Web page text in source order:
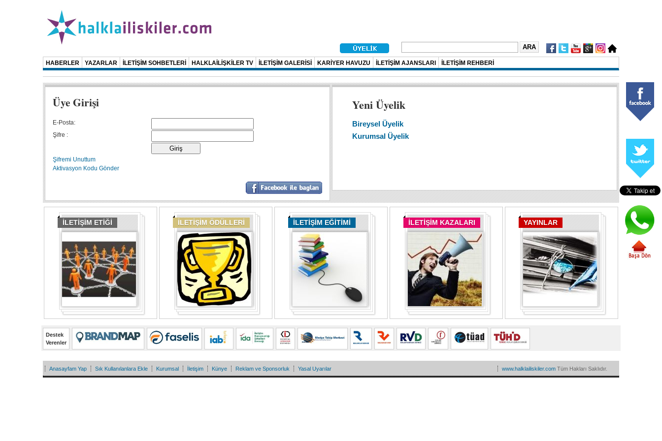
HABERLER YAZARLAR İLETİŞİM SOHBETLERİ HALKLAİLİŞKİLER TV İLETİŞİM GALERİSİ KARİYER HAVUZU İLETİŞİM AJANSLARI İLETİŞİM REHBERİ
Yeni Üyelik
Bireysel Üyelik
Kurumsal Üyelik
Üye Girişi
E-Posta:
Şifre :
Şifremi Unuttum
Aktivasyon Kodu Gönder
İLETİŞİM ETİĞİ İLETİŞİM ÖDÜLLERİ İLETİŞİM EĞİTİMİ İLETİŞİM KAZALARI YAYINLAR
Destek
Verenler
Anasayfam Yap Sık Kullanılanlara Ekle Kurumsal İletişim Künye Reklam ve Sponsorluk Yasal Uyarılar www.halklailiskiler.com Tüm Hakları Saklıdır.